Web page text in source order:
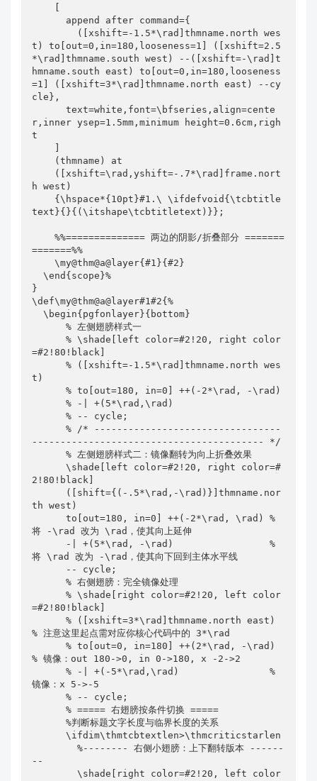
t) to[out=0,in=180,looseness=1] ([xshift=2.5
*\rad]thmname.south west) --([xshift=-\rad]t
hmname.south east) to[out=0,in=180,looseness
=1] ([xshift=3*\rad]thmname.north east) --cy
cle},
      text=white,font=\bfseries,align=cente
r,inner ysep=1.5mm,minimum height=0.6cm,righ
t
h west)
text}{}{(\itshape\tcbtitletext)}};
    %%============== 两边的阴影/折叠部分 =======
=======%%
    \my@thm@a@layer{#1}{#2}
  \end{scope}%
}
\def\my@thm@a@layer#1#2{%
  \begin{pgfonlayer}{bottom}
      % 左侧翅膀样式一
      % \shade[left color=#2!20, right color
=#2!80!black]
      % ([xshift=-1.5*\rad]thmname.north wes
t)
      % to[out=180, in=0] ++(-2*\rad, -\rad)
      % -| +(5*\rad,\rad)
      % -- cycle;
      % /* ---------------------------------
----------------------------------------- */
      % 左侧翅膀样式二：镜像翻转为向上折叠效果
      \shade[left color=#2!20, right color=#
2!80!black]
th west)
      to[out=180, in=0] ++(-2*\rad, \rad) %
将 -\rad 改为 \rad，使其向上延伸
将 \rad 改为 -\rad，使其向下回到主体水平线
      % 右侧翅膀：完全镜像处理
      % \shade[right color=#2!20, left color
=#2!80!black]
      % ([xshift=3*\rad]thmname.north east)
% 注意这里起点需对应你核心代码中的 3*\rad
      % to[out=0, in=180] ++(2*\rad, -\rad)
% 镜像：out 180->0, in 0->180, x -2->2
      % -| +(-5*\rad,\rad)                %
镜像：x 5->-5
      % -- cycle;
      % ===== 右翅膀按条件切换 =====
      %判断标题文字长度与临界长度的关系
      \ifdim\thmtcbtextlen>\thmcriticstarlen
        %-------- 右侧小翅膀：上下翻转版本 ------
--
        \shade[right color=#2!20, left color